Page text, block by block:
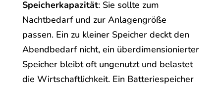
Speicherkapazität: Sie sollte zum
Nachtbedarf und zur Anlagengröße
passen. Ein zu kleiner Speicher deckt den
Abendbedarf nicht, ein überdimensionierter
Speicher bleibt oft ungenutzt und belastet
die Wirtschaftlichkeit. Ein Batteriespeicher